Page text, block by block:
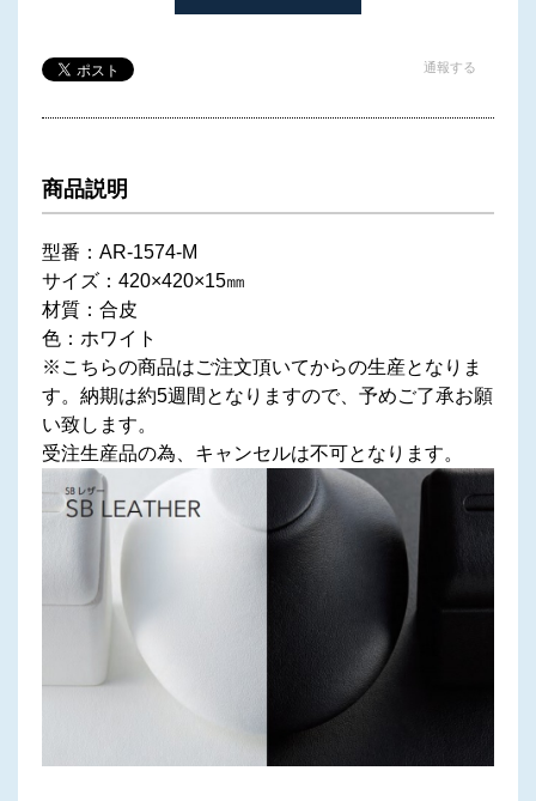
通報する
商品説明
型番：AR-1574-M
サイズ：420×420×15㎜
材質：合皮
色：ホワイト
※こちらの商品はご注文頂いてからの生産となりま
す。納期は約5週間となりますので、予めご了承お願
い致します。
受注生産品の為、キャンセルは不可となります。